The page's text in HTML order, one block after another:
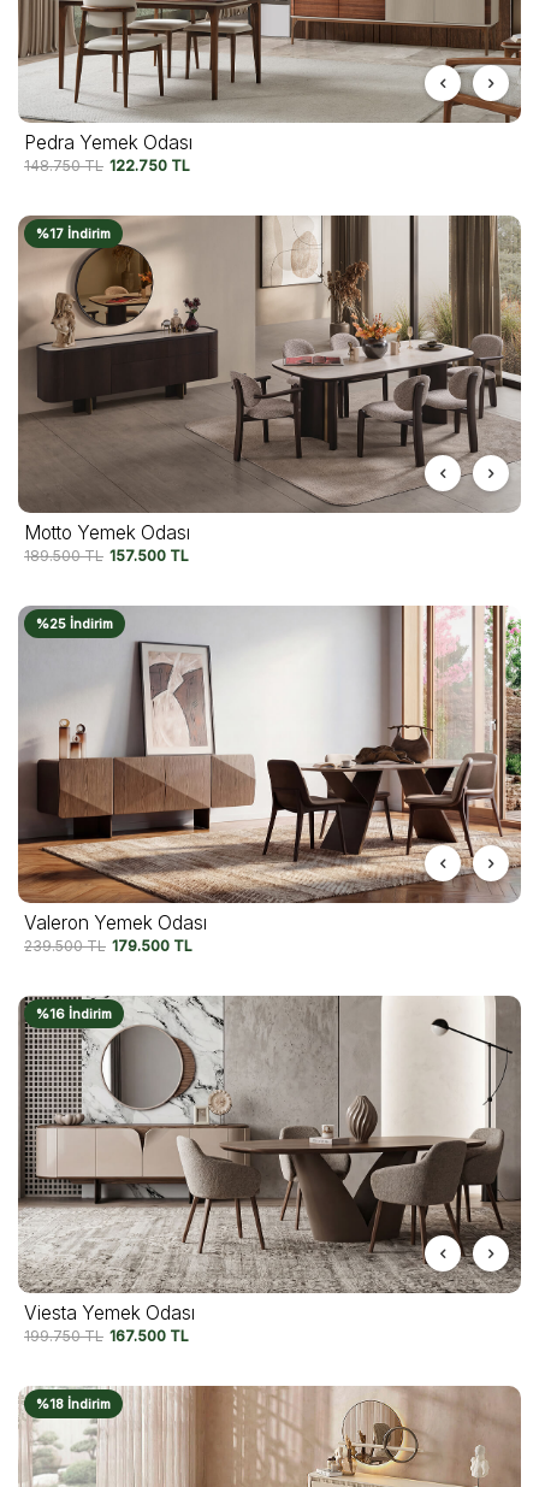
Pedra Yemek Odası
148.750TL 122.750 TL
%17 İndirim
Motto Yemek Odası
189.500TL 157.500 TL
%25 İndirim
Valeron Yemek Odası
239.500TL 179.500 TL
%16 İndirim
Viesta Yemek Odası
199.750TL 167.500 TL
%18 İndirim